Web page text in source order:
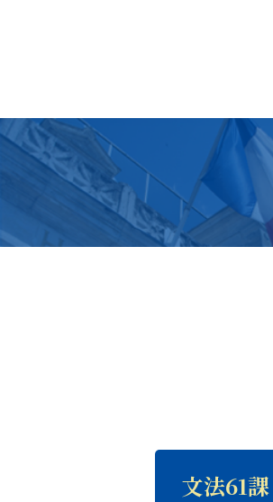
文法61